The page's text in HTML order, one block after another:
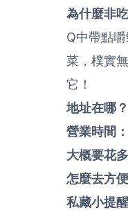
為什麼非
Q中帶點
菜，樸實
它！
地址在哪？
營業時間：
大概要花
怎麼去方
私藏小提醒